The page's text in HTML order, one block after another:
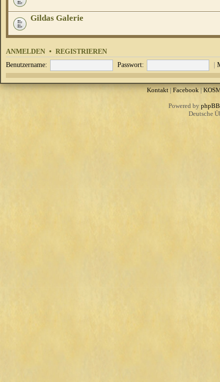
Gildas Galerie
ANMELDEN • REGISTRIEREN
Benutzername: Passwort: |
Kontakt| Facebook|
Powered by phpBB
Deutsche